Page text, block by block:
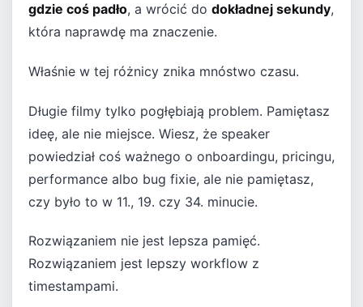
gdzie coś padło, a wrócić do dokładnej sekundy,
która naprawdę ma znaczenie.
Właśnie w tej różnicy znika mnóstwo czasu.
Długie filmy tylko pogłębiają problem. Pamiętasz
ideę, ale nie miejsce. Wiesz, że speaker
powiedział coś ważnego o onboardingu, pricingu,
performance albo bug fixie, ale nie pamiętasz,
czy było to w 11., 19. czy 34. minucie.
Rozwiązaniem nie jest lepsza pamięć.
Rozwiązaniem jest lepszy workflow z
timestampami.